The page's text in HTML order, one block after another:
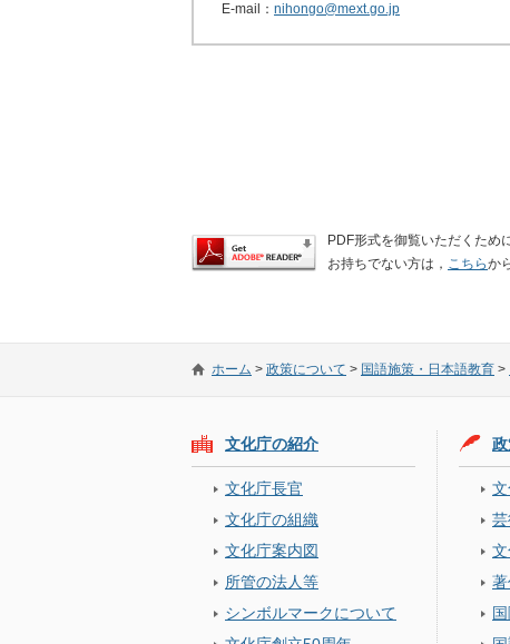
E-mail： nihongo@mext.go.jp
PDF形式を御覧いただくため
お持ちでない方は， こちらか
ホーム > 政策について > 国語施策・日本語教育 >
文化庁の紹介
文化庁長官
文化庁の組織
文化庁案内図
所管の法人等
シンボルマークについて